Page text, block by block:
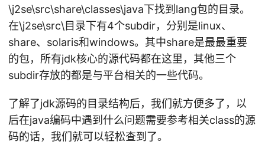
\j2se\src\share\classes\java下找到lang包的目录。
在\j2se\src\目录下有4个subdir，分别是linux、
share、solaris和windows。其中share是最最重要
的包，所有jdk核心的源代码都在这里，其他三个
subdir存放的都是与平台相关的一些代码。
了解了jdk源码的目录结构后，我们就方便多了，以
后在java编码中遇到什么问题需要参考相关class的源
码的话，我们就可以轻松查到了。